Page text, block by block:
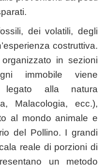
dei volatili, degli
costruttiva.
in sezioni
immobile viene
alla natura
Malacologia, ecc.),
al mondo animale e
del Pollino. I grandi
reale di porzioni di
un metodo